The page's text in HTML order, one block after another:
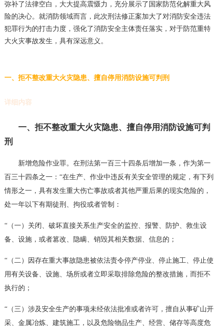
弥补了法律空白，大大提高震慑力，充分展示了国家防范化解重大风
险的决心。就消防领域而言，此次刑法修正案加大了对消防安全违法
犯罪行为的打击力度，强化了消防安全主体责任落实，对于防范重特
大火灾事故发生，具有深远意义。
一、拒不整改重大火灾隐患、擅自停用消防设施可判刑
详细内容
一、拒不整改重大火灾隐患、擅自停用消防设施可判
刑
新增危险作业罪。在刑法第一百三十四条后增加一条，作为第一
百三十四条之一：“在生产、作业中违反有关安全管理的规定，有下列
情形之一，具有发生重大伤亡事故或者其他严重后果的现实危险的，
处一年以下有期徒刑、拘役或者管制：
“（一）关闭、破坏直接关系生产安全的监控、报警、防护、救生设
备、设施，或者篡改、隐瞒、销毁其相关数据、信息的；
“（二）因存在重大事故隐患被依法责令停产停业、停止施工、停止使
用有关设备、设施、场所或者立即采取排除危险的整改措施，而拒不
执行的；
“（三）涉及安全生产的事项未经依法批准或者许可，擅自从事矿山开
采、金属冶炼、建筑施工，以及危险物品生产、经营、储存等高度危